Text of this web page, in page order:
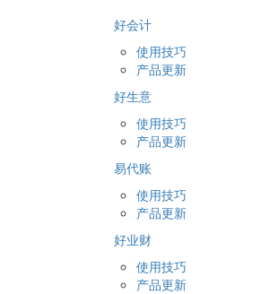
好会计
使用技巧
产品更新
好生意
使用技巧
产品更新
易代账
使用技巧
产品更新
好业财
使用技巧
产品更新